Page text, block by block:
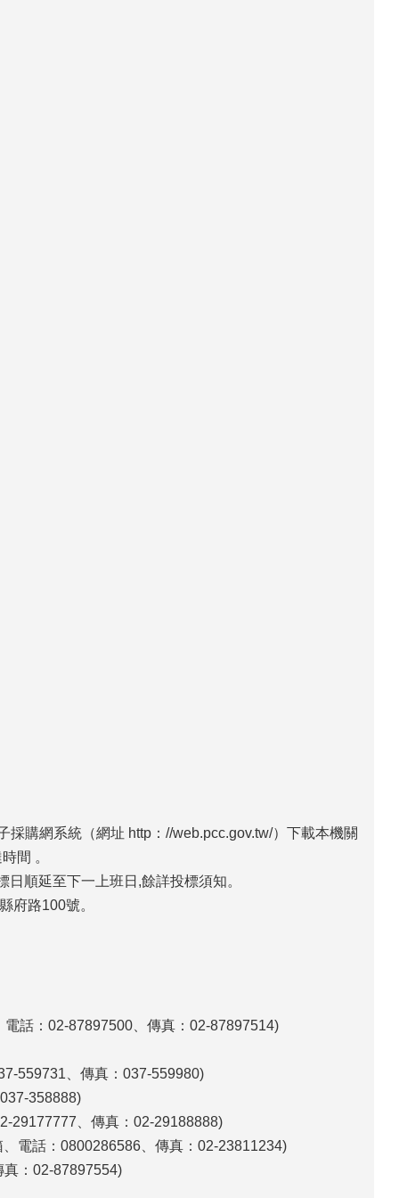
購網系統（網址 http：//web.pcc.gov.tw/）下載本機關
間 。
順延至下一上班日,餘詳投標須知。
府路100號。
話：02-87897500、傳真：02-87897514)
559731、傳真：037-559980)
358888)
29177777、傳真：02-29188888)
電話：0800286586、傳真：02-23811234)
：02-87897554)